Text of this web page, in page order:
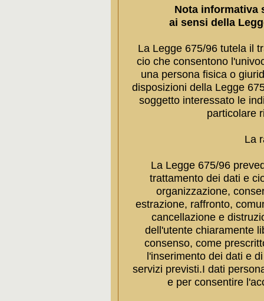
Nota informativa
ai sensi della
La Legge 675/96 tutela il
cio che consentono
una persona fisica o
disposizioni della Legge
soggetto interessato le
particolare
La
La Legge 675/96
trattamento dei dati e
organizzazione,
estrazione, raffronto,
cancellazione e
dell'utente chiaramente
consenso, come
l'inserimento dei dati e
servizi previsti.I dati
e per consentire